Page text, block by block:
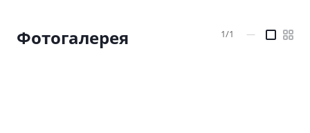
Фотогалерея 1/1 —